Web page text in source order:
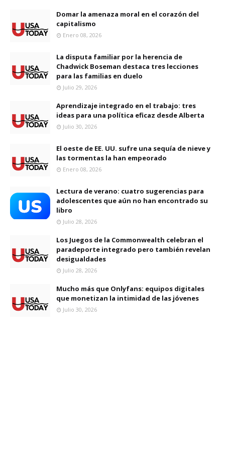
Domar la amenaza moral en el corazón del
capitalismo
Enero 08, 2026
La disputa familiar por la herencia de
Chadwick Boseman destaca tres lecciones
para las familias en duelo
Julio 29, 2026
Aprendizaje integrado en el trabajo: tres
ideas para una política eficaz desde Alberta
Julio 30, 2026
El oeste de EE. UU. sufre una sequía de nieve y
las tormentas la han empeorado
Enero 08, 2026
Lectura de verano: cuatro sugerencias para
adolescentes que aún no han encontrado su
libro
Julio 28, 2026
Los Juegos de la Commonwealth celebran el
paradeporte integrado pero también revelan
desigualdades
Julio 28, 2026
Mucho más que Onlyfans: equipos digitales
que monetizan la intimidad de las jóvenes
Julio 30, 2026